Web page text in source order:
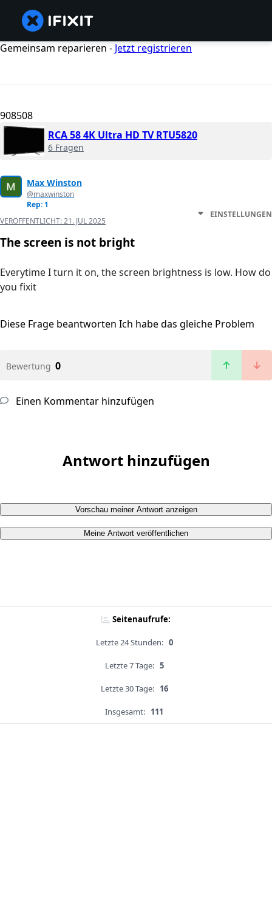
Gemeinsam reparieren - Jetzt registrieren
908508
RCA 58 4K Ultra HD TV RTU5820
6 Fragen
Max Winston
@maxwinston
Rep: 1
VERÖFFENTLICHT:21. JUL 2025
EINSTELLUNGEN
The screen is not bright
Everytime I turn it on, the screen brightness is low. How do
you fixit
Diese Frage beantworten Ich habe das gleiche Problem
Bewertung 0
Einen Kommentar hinzufügen
Antwort hinzufügen
Vorschau meiner Antwort anzeigen
Meine Antwort veröffentlichen
Seitenaufrufe:
Letzte 24 Stunden: 0
Letzte 7 Tage: 5
Letzte 30 Tage: 16
Insgesamt: 111